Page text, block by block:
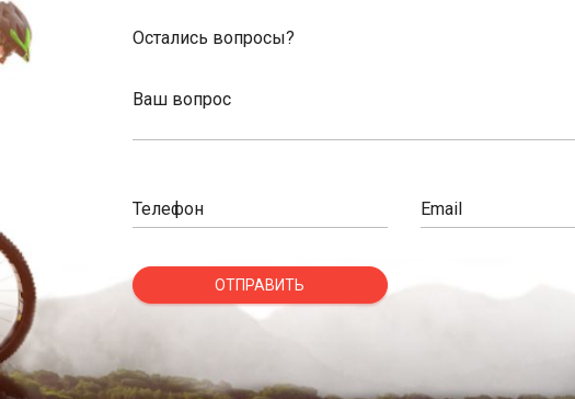
Остались вопросы?
Ваш вопрос
Телефон Email
ОТПРАВИТЬ